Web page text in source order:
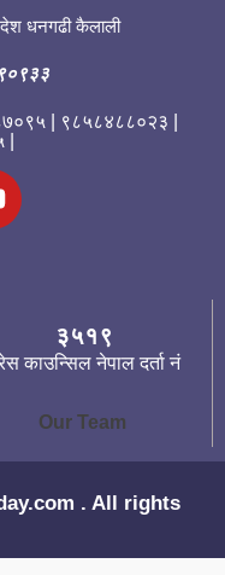
धनगढी कैलाली
| ९८५८४८८०२३ |
३५१९
काउन्सिल नेपाल दर्ता नं
Our Team
. All rights